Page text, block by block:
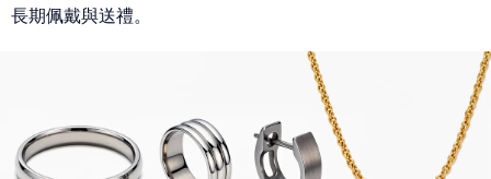
長期佩戴與送禮。